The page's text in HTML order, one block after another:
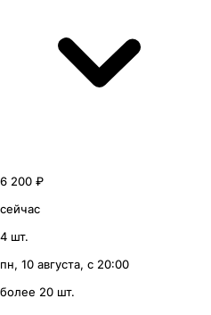
6 200 ₽
сейчас
4 шт.
пн, 10 августа, с 20:00
более 20 шт.